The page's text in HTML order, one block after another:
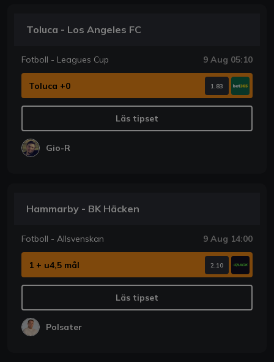
Toluca - Los Angeles FC
Fotboll - Leagues Cup 9 Aug 05:10
Toluca +0 1.83
Läs tipset
Gio-R
Hammarby - BK Häcken
Fotboll - Allsvenskan 9 Aug 14:00
1 + u4,5 mål 2.10
Läs tipset
Polsater